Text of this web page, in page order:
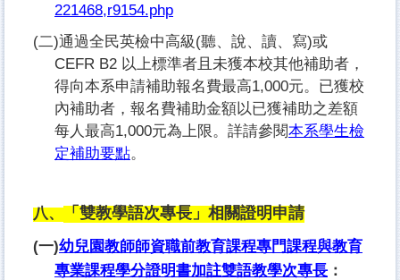
221468,r9154.php
(二)通過全民英檢中高級(聽、說、讀、寫)或
CEFR B2 以上標準者且未獲本校其他補助者，
得向本系申請補助報名費最高1,000元。已獲校
內補助者，報名費補助金額以已獲補助之差額
每人最高1,000元為上限。詳請參閱本系學生檢
定補助要點。
八、 「雙教學語次專長」 相關證明申請
(一)幼兒園教師師資職前教育課程專門課程與教育
專業課程學分證明書加註雙語教學次專長 ：